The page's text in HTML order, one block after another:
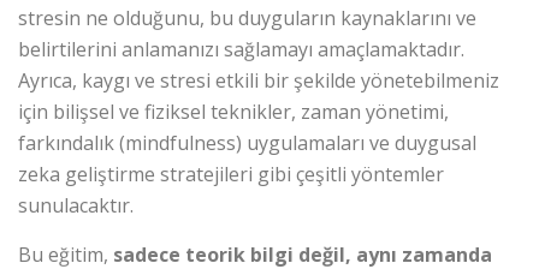
stresin ne olduğunu, bu duyguların kaynaklarını ve
belirtilerini anlamanızı sağlamayı amaçlamaktadır.
Ayrıca, kaygı ve stresi etkili bir şekilde yönetebilmeniz
için bilişsel ve fiziksel teknikler, zaman yönetimi,
farkındalık (mindfulness) uygulamaları ve duygusal
zeka geliştirme stratejileri gibi çeşitli yöntemler
sunulacaktır.
Bu eğitim, sadece teorik bilgi değil, aynı zamanda